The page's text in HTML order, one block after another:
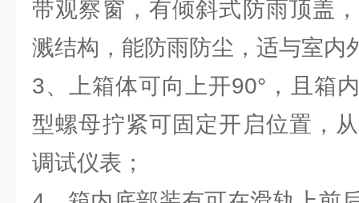
带观察窗，有倾斜式防雨顶盖
溅结构，能防雨防尘，适与室内
3、上箱体可向上开90°，且箱
型螺母拧紧可固定开启位置，
调试仪表；